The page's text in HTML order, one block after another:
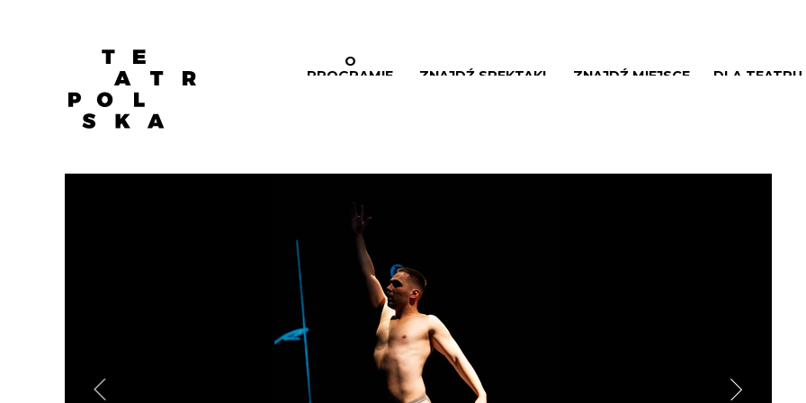
O
PROGRAMIE
ZNAJDŹ SPEKTAKL ZNAJDŹ MIEJSCE DLA TEATRU